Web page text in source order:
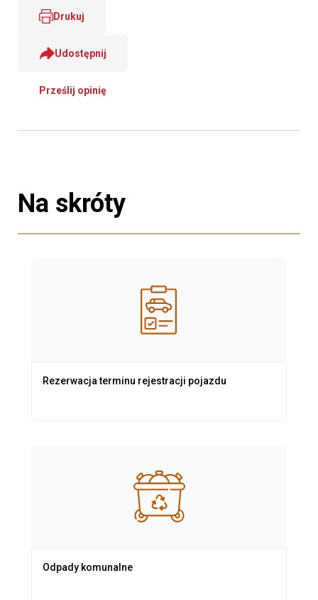
Drukuj
Udostępnij
Prześlij opinię
Na skróty
Rezerwacja terminu rejestracji pojazdu
Odpady komunalne